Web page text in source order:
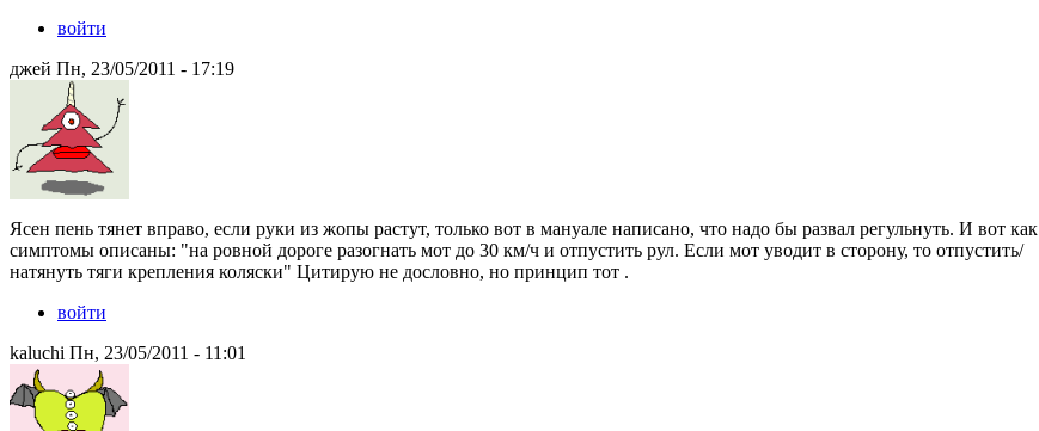
войти
джей Пн, 23/05/2011 - 17:19
Ясен пень тянет вправо, если руки из жопы растут, только вот в мануале написано, что надо бы развал регульнуть. И вот как
симптомы описаны: "на ровной дороге разогнать мот до 30 км/ч и отпустить рул. Если мот уводит в сторону, то отпустить/
натянуть тяги крепления коляски" Цитирую не дословно, но принцип тот .
войти
kaluchi Пн, 23/05/2011 - 11:01